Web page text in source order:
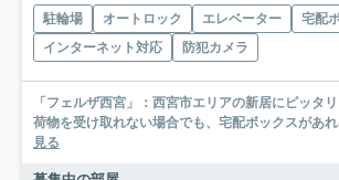
駐輪場 オートロック エレベーター
宅配
インターネット対応
防犯カメラ
「フェルザ西宮」：西宮市エリアの新居にピッタ
荷物を受け取れない場合でも、宅配ボックスがあ
見る